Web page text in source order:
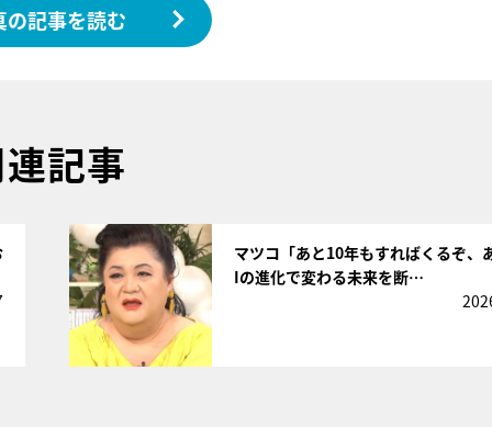
の記事を読む
記事
マツコ「あと10年もすればくるぞ、
Iの進化で変わる未来を断…